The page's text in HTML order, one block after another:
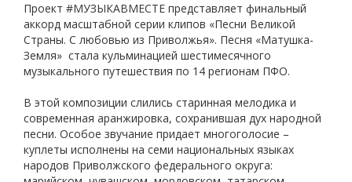
Проект #МУЗЫКАВМЕСТЕ представляет финальный
аккорд масштабной серии клипов «Песни Великой
Страны. С любовью из Приволжья». Песня «Матушка-
Земля» стала кульминацией шестимесячного
музыкального путешествия по 14 регионам ПФО.
В этой композиции слились старинная мелодика и
современная аранжировка, сохранившая дух народной
песни. Особое звучание придает многоголосие –
куплеты исполнены на семи национальных языках
народов Приволжского федерального округа: